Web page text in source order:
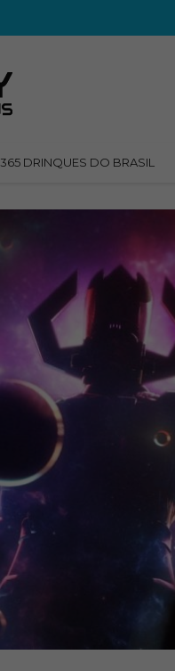
365 DRINQUES DO BRASIL